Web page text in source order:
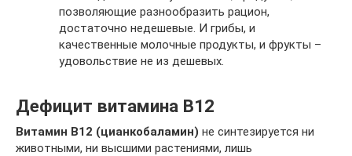
позволяющие разнообразить рацион,
достаточно недешевые. И грибы, и
качественные молочные продукты, и фрукты –
удовольствие не из дешевых.
Дефицит витамина В12
Витамин В12 (цианкобаламин) не синтезируется ни
животными, ни высшими растениями, лишь